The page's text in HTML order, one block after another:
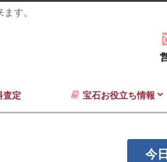
す。
査定 宝石お役立ち情報
今